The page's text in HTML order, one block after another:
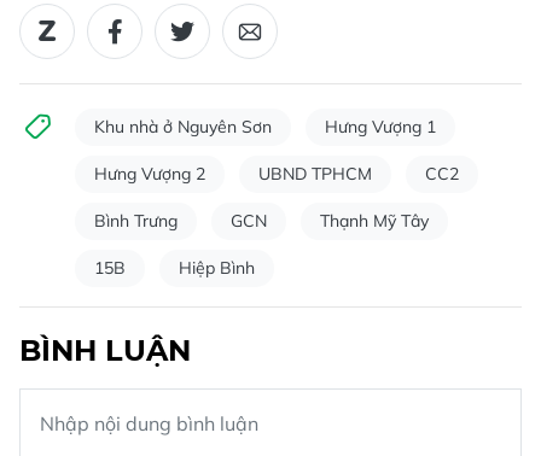
Khu nhà ở Nguyên Sơn Hưng Vượng 1
Hưng Vượng 2 UBND TPHCM CC2
Bình Trưng GCN Thạnh Mỹ Tây
15B Hiệp Bình
BÌNH LUẬN